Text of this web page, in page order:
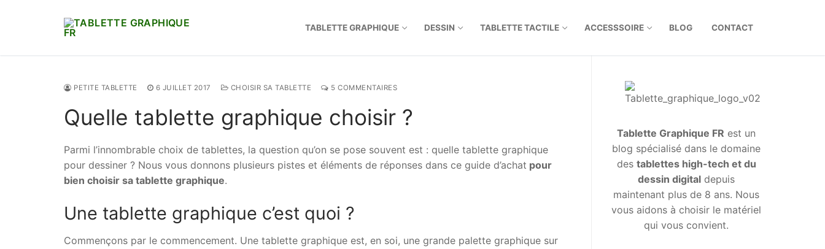
TABLETTE GRAPHIQUE DESSIN TABLETTE TACTILE ACCESSSOIRE BLOG CONTACT
PETITE TABLETTE 6 JUILLET 2017 CHOISIR SA TABLETTE 5 COMMENTAIRES
Quelle tablette graphique choisir ?
Parmi l’innombrable choix de tablettes, la question qu’on se pose souvent est : quelle tablette graphique
pour dessiner ? Nous vous donnons plusieurs pistes et éléments de réponses dans ce guide d’achat pour
bien choisir sa tablette graphique.
Une tablette graphique c’est quoi ?
Commençons par le commencement. Une tablette graphique est, en soi, une grande palette graphique sur
Tablette Graphique FR est un
blog spécialisé dans le domaine
des tablettes high-tech et du
dessin digital depuis
maintenant plus de 8 ans. Nous
vous aidons à choisir le matériel
qui vous convient.